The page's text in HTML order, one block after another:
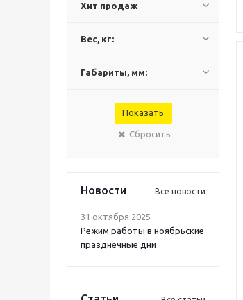
Хит продаж
Вес, кг:
Габариты, мм:
Сбросить
Новости Все новости
31 октября 2025
Режим работы в ноябрьские
празднечные дни